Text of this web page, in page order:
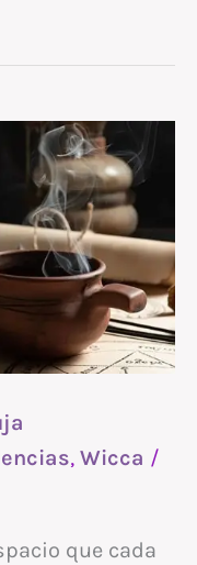
, Wicca /
que cada